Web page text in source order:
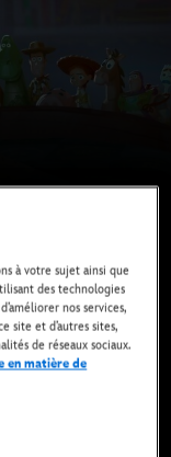
à votre sujet ainsi que
des technologies
nos services,
site et d’autres sites,
de réseaux sociaux.
en matière de